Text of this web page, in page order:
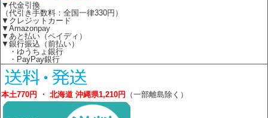
▼代金引換
（代引き手数料：全国一律330円）
▼クレジットカード
▼Amazonpay
▼あと払い（ペイディ）
▼銀行振込（前払い）
・ゆうちょ銀行
・PayPay銀行
本土770円 ・ 北海道 沖縄県1,210円 （一部離島除く）